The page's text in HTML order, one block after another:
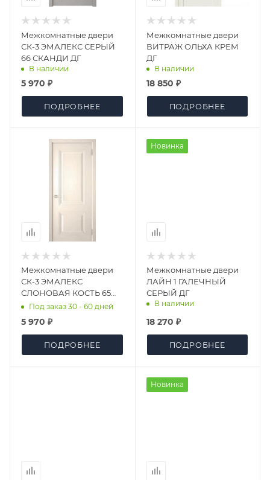
Межкомнатные двери
СК-3 ЭМАЛЕКС СЕРЫЙ
66 СКАНДИ ДГ
В наличии
5 970 ₽
ПОДРОБНЕЕ
Межкомнатные двери
ВИТРАЖ ОЛЬХА КРЕМ
ДГ
В наличии
18 850 ₽
ПОДРОБНЕЕ
Межкомнатные двери
СК-3 ЭМАЛЕКС
СЛОНОВАЯ КОСТЬ 65
СКАНДИ ДГ
Под заказ 30 - 60 дней
5 970 ₽
ПОДРОБНЕЕ
Новинка
Межкомнатные двери
ЛАЙН 1 ГАЛЕЧНЫЙ
СЕРЫЙ ДГ
В наличии
18 270 ₽
ПОДРОБНЕЕ
Новинка